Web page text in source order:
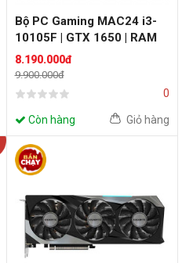
Bộ PC Gaming MAC24 i3-
10105F | GTX 1650 | RAM
8GB
8.190.000đ
9.900.000đ
0
Còn hàng Giỏ hàng